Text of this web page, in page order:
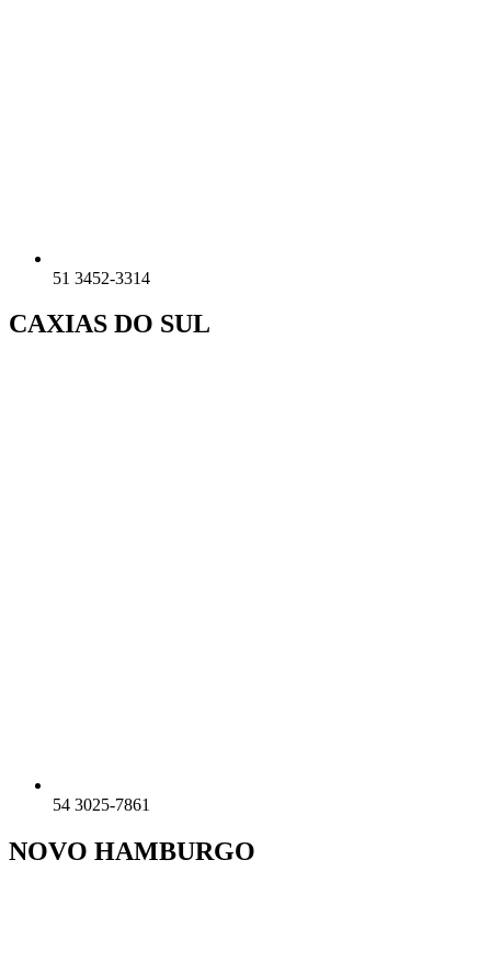
51 3452-3314
CAXIAS DO SUL
54 3025-7861
NOVO HAMBURGO